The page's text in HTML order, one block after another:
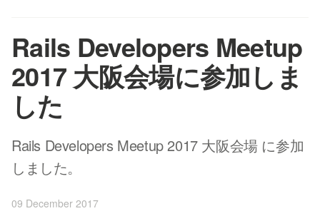
Rails Developers Meetup
2017 大阪会場に参加しま
した
Rails Developers Meetup 2017 大阪会場 に参加
しました。
09 December 2017